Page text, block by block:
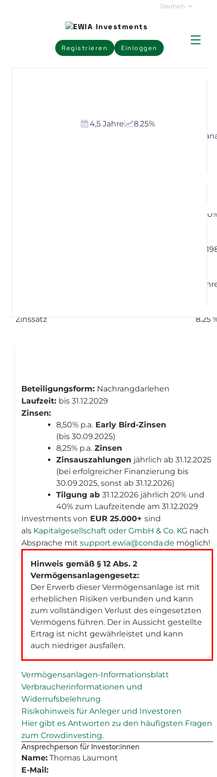
Deutsch
Registrieren Einloggen
4,5 Jahre
8.25%
Mobilfunkmasten und Solare Infrastruktur für
4,5
Zinssatz 8.25
Beteiligungsform: Nachrangdarlehen
Laufzeit: bis 31.12.2029
Zinsen:
8,50% p.a. Early Bird-Zinsen
(bis 30.09.2025)
8,25% p.a. Zinsen
Zinsauszahlungen jährlich ab 31.12.2025
(bei erfolgreicher Finanzierung bis
30.09.2025, sonst ab 31.12.2026)
Tilgung ab 31.12.2026 jährlich 20% und
40% zum Laufzeitende am 31.12.2029
Investments von EUR 25.000+ sind
als Kapitalgesellschaft oder GmbH & Co. KG nach
Absprache mit support.ewia@conda.de möglich!
Hinweis gemäß § 12 Abs. 2
Vermögensanlagengesetz:
Der Erwerb dieser Vermögensanlage ist mit
erheblichen Risiken verbunden und kann
zum vollständigen Verlust des eingesetzten
Vermögens führen. Der in Aussicht gestellte
Ertrag ist nicht gewährleistet und kann
auch niedriger ausfallen.
Vermögensanlagen-Informationsblatt
Verbraucherinformationen und
Widerrufsbelehrung
Risikohinweis für Anleger und Investoren
Hier gibt es Antworten zu den häufigsten Fragen
zum Crowdinvesting.
Ansprechperson für Investor:innen
Name: Thomas Laumont
E-Mail: